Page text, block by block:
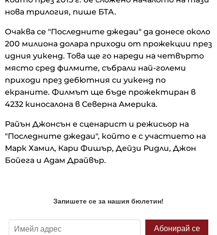
нова трилогия, пише БТА.
Очаква се "Последните джедаи" да донесе около
200 милиона долара приходи от прожекции през
идния уикенд. Това ще го нареди на четвърто
място сред филмите, събрали най-големи
приходи през дебютния си уикенд по
екраните. Филмът ще бъде прожектиран в
4232 киносалона в Северна Америка.
Райън Джонсън е сценарист и режисьор на
"Последните джедаи", който е с участието на
Марк Хамил, Кари Фишър, Дейзи Ридли, Джон
Бойега и Адам Драйвър.